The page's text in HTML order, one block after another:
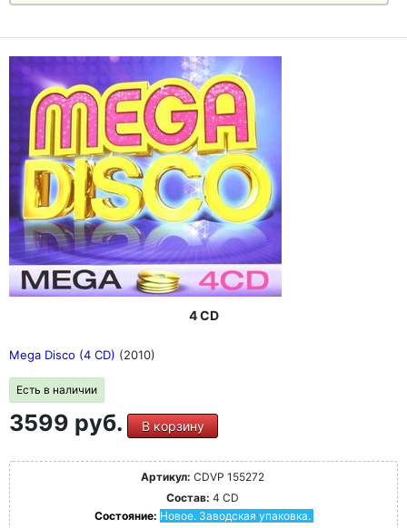
4 CD
Mega Disco (4 CD) (2010)
Есть в наличии
3599 руб. В корзину
Артикул: CDVP 155272
Состав: 4 CD
Состояние: Новое. Заводская упаковка.